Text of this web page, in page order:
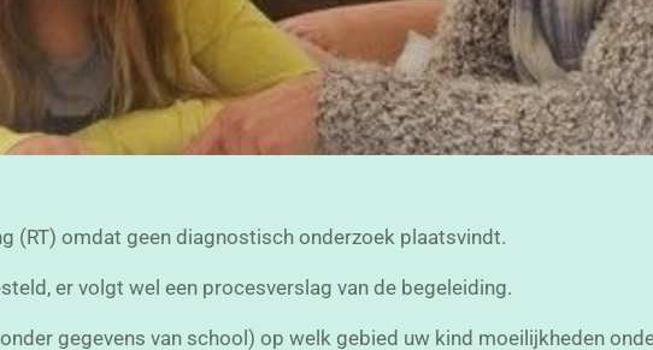
(RT) omdat geen diagnostisch onderzoek plaatsvindt.
er volgt wel een procesverslag van de begeleiding.
gegevens van school) op welk gebied uw kind moeilijkheden